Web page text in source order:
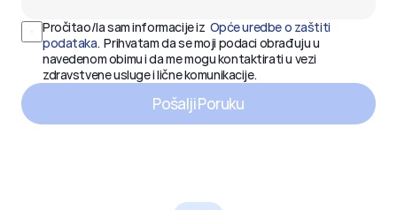
Pročitao/la sam informacije iz Opće uredbe o zaštiti
podataka.  Prihvatam da se moji podaci obrađuju u
navedenom obimu i da me mogu kontaktirati u vezi
zdravstvene usluge i lične komunikacije.
Pošalji Poruku